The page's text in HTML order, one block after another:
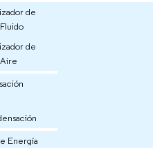
de
de
Energía